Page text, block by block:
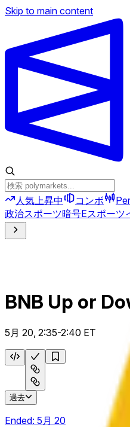
Skip to main content
人気上昇中 コンボ
政治スポーツ暗号Eスポーツ
BNB Up or
5月 20, 2:35-2:40 ET
過去
Ended: 5月 20